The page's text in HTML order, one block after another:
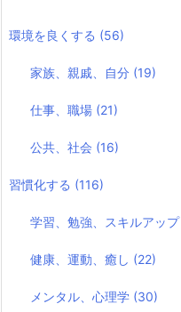
環境を良くする (56)
家族、親戚、自分 (19)
仕事、職場 (21)
公共、社会 (16)
習慣化する (116)
学習、勉強、スキルアップ
健康、運動、癒し (22)
メンタル、心理学 (30)